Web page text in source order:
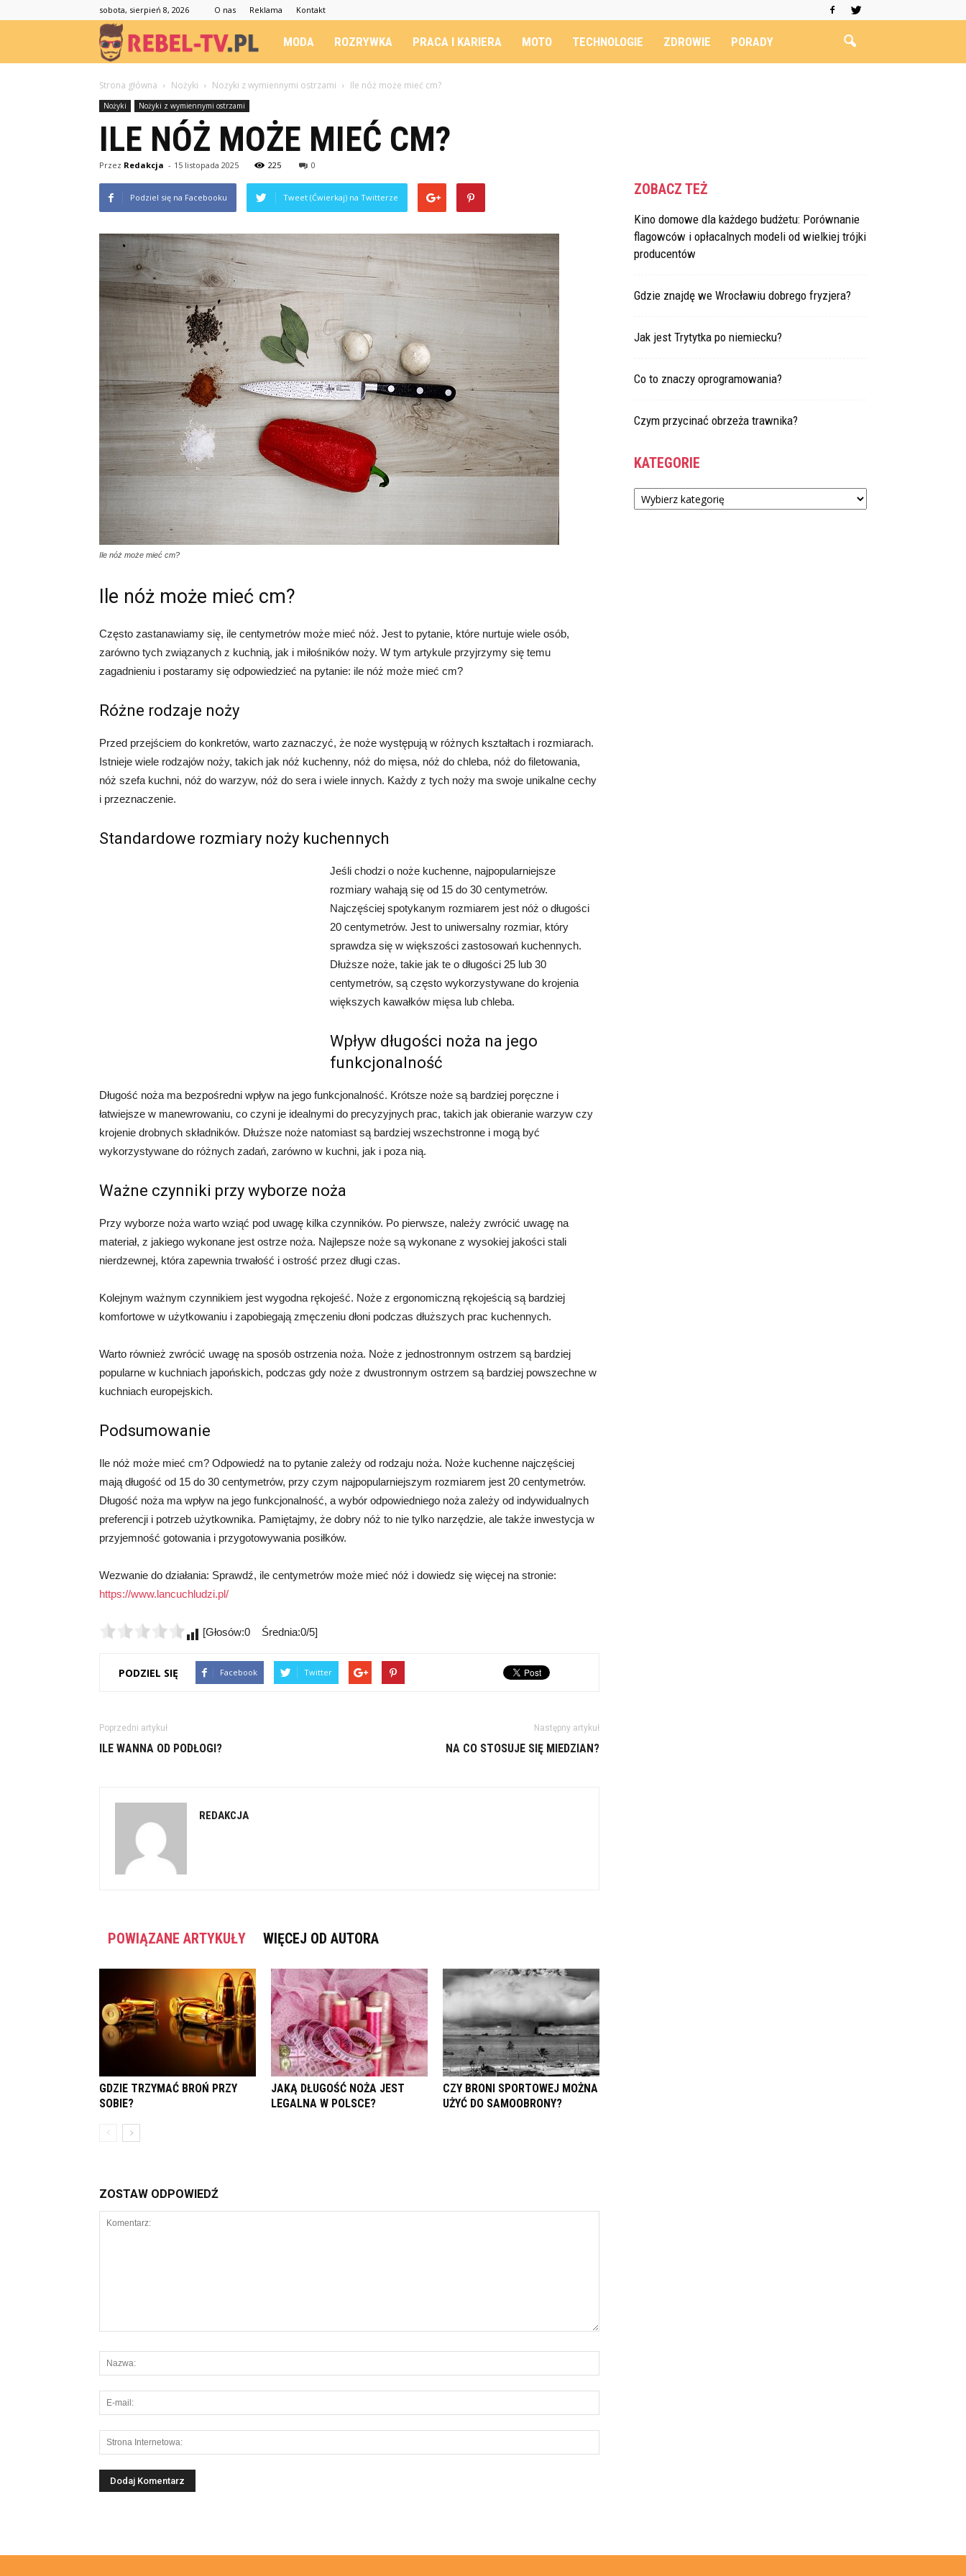
sobota, sierpień 8, 2026 O nas Reklama Kontakt
Rebel-
TV.pl
MODA ROZRYWKA PRACA I KARIERA MOTO TECHNOLOGIE ZDROWIE PORADY
Strona główna Nożyki Nożyki z wymiennymi ostrzami Ile nóż może mieć cm?
Nożyki Nożyki z wymiennymi ostrzami
ILE NÓŻ MOŻE MIEĆ CM?
Przez Redakcja - 15 listopada 2025 225 0
Podziel się na Facebooku Tweet (Ćwierkaj) na Twitterze
Ile nóż może mieć cm?
Ile nóż może mieć cm?
Często zastanawiamy się, ile centymetrów może mieć nóż. Jest to pytanie, które nurtuje wiele osób,
zarówno tych związanych z kuchnią, jak i miłośników noży. W tym artykule przyjrzymy się temu
zagadnieniu i postaramy się odpowiedzieć na pytanie: ile nóż może mieć cm?
Różne rodzaje noży
Przed przejściem do konkretów, warto zaznaczyć, że noże występują w różnych kształtach i rozmiarach.
Istnieje wiele rodzajów noży, takich jak nóż kuchenny, nóż do mięsa, nóż do chleba, nóż do filetowania,
nóż szefa kuchni, nóż do warzyw, nóż do sera i wiele innych. Każdy z tych noży ma swoje unikalne cechy
i przeznaczenie.
Standardowe rozmiary noży kuchennych
Jeśli chodzi o noże kuchenne, najpopularniejsze
rozmiary wahają się od 15 do 30 centymetrów.
Najczęściej spotykanym rozmiarem jest nóż o długości
20 centymetrów. Jest to uniwersalny rozmiar, który
sprawdza się w większości zastosowań kuchennych.
Dłuższe noże, takie jak te o długości 25 lub 30
centymetrów, są często wykorzystywane do krojenia
większych kawałków mięsa lub chleba.
Wpływ długości noża na jego
funkcjonalność
Długość noża ma bezpośredni wpływ na jego funkcjonalność. Krótsze noże są bardziej poręczne i
łatwiejsze w manewrowaniu, co czyni je idealnymi do precyzyjnych prac, takich jak obieranie warzyw czy
krojenie drobnych składników. Dłuższe noże natomiast są bardziej wszechstronne i mogą być
wykorzystywane do różnych zadań, zarówno w kuchni, jak i poza nią.
Ważne czynniki przy wyborze noża
Przy wyborze noża warto wziąć pod uwagę kilka czynników. Po pierwsze, należy zwrócić uwagę na
materiał, z jakiego wykonane jest ostrze noża. Najlepsze noże są wykonane z wysokiej jakości stali
nierdzewnej, która zapewnia trwałość i ostrość przez długi czas.
Kolejnym ważnym czynnikiem jest wygodna rękojeść. Noże z ergonomiczną rękojeścią są bardziej
komfortowe w użytkowaniu i zapobiegają zmęczeniu dłoni podczas dłuższych prac kuchennych.
Warto również zwrócić uwagę na sposób ostrzenia noża. Noże z jednostronnym ostrzem są bardziej
popularne w kuchniach japońskich, podczas gdy noże z dwustronnym ostrzem są bardziej powszechne w
kuchniach europejskich.
Podsumowanie
Ile nóż może mieć cm? Odpowiedź na to pytanie zależy od rodzaju noża. Noże kuchenne najczęściej
mają długość od 15 do 30 centymetrów, przy czym najpopularniejszym rozmiarem jest 20 centymetrów.
Długość noża ma wpływ na jego funkcjonalność, a wybór odpowiedniego noża zależy od indywidualnych
preferencji i potrzeb użytkownika. Pamiętajmy, że dobry nóż to nie tylko narzędzie, ale także inwestycja w
przyjemność gotowania i przygotowywania posiłków.
Wezwanie do działania: Sprawdź, ile centymetrów może mieć nóż i dowiedz się więcej na stronie:
https://www.lancuchludzi.pl/
[Głosów:0 Średnia:0/5]
PODZIEL SIĘ Facebook Twitter
Poprzedni artykuł
ILE WANNA OD PODŁOGI?
Następny artykuł
NA CO STOSUJE SIĘ MIEDZIAN?
REDAKCJA
POWIĄZANE ARTYKUŁY WIĘCEJ OD AUTORA
GDZIE TRZYMAĆ BROŃ PRZY
SOBIE?
JAKĄ DŁUGOŚĆ NOŻA JEST
LEGALNA W POLSCE?
CZY BRONI SPORTOWEJ MOŻNA
UŻYĆ DO SAMOOBRONY?
ZOSTAW ODPOWIEDŹ
ZOBACZ TEŻ
Kino domowe dla każdego budżetu: Porównanie
flagowców i opłacalnych modeli od wielkiej trójki
producentów
Gdzie znajdę we Wrocławiu dobrego fryzjera?
Jak jest Trytytka po niemiecku?
Co to znaczy oprogramowania?
Czym przycinać obrzeża trawnika?
KATEGORIE
Kategorie